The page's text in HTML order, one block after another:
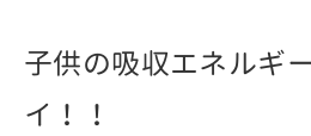
子供の吸収エネルギ
イ！！